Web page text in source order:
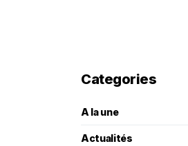
Categories
A la une
Actualités